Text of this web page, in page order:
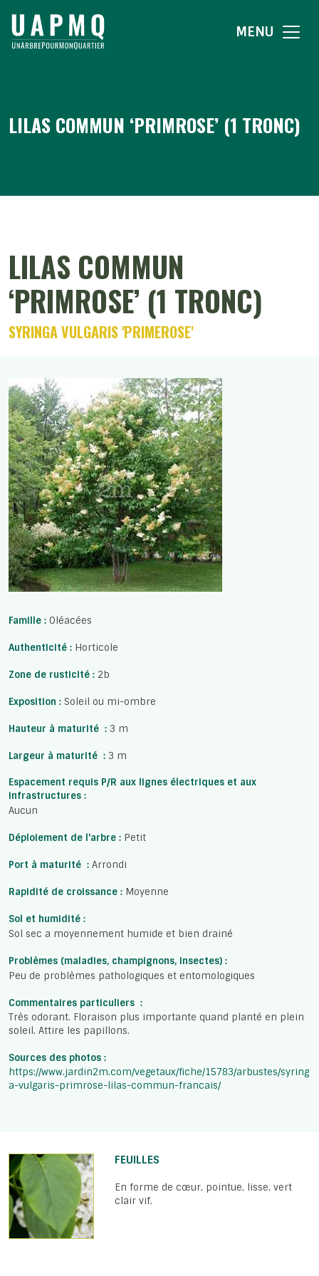
MENU
LILAS COMMUN ‘PRIMROSE’ (1 TRONC)
LILAS COMMUN
‘PRIMROSE’ (1 TRONC)
SYRINGA VULGARIS 'PRIMEROSE'
Famille : Oléacées
Authenticité : Horticole
Zone de rusticité : 2b
Exposition : Soleil ou mi-ombre
Hauteur à maturité : 3 m
Largeur à maturité : 3 m
Espacement requis P/R aux lignes électriques et aux
infrastructures :
Aucun
Déploiement de l'arbre : Petit
Port à maturité : Arrondi
Rapidité de croissance : Moyenne
Sol et humidité :
Sol sec a moyennement humide et bien drainé
Problèmes (maladies, champignons, insectes) :
Peu de problèmes pathologiques et entomologiques
Commentaires particuliers :
Très odorant. Floraison plus importante quand planté en plein
soleil. Attire les papillons.
Sources des photos :
https://www.jardin2m.com/vegetaux/fiche/15783/arbustes/syring
a-vulgaris-primrose-lilas-commun-francais/
FEUILLES
En forme de cœur, pointue, lisse, vert
clair vif.